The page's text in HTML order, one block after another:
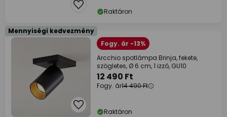
Raktáron
Mennyiségi kedvezmény
Fogy. ár -13%
Arcchio spotlámpa Brinja, fekete,
szögletes, Ø 6 cm, 1 izzó, GU10
12 490 Ft
Fogy. ár14 490 Ft
Raktáron